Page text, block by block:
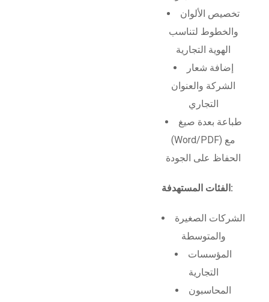
تخصيص الألوان
والخطوط لتناسب
الهوية التجارية
إضافة شعار
الشركة والعنوان
التجاري
طباعة بعدة صيغ
(Word/PDF) مع
الحفاظ على الجودة
الفئات المستهدفة:
الشركات الصغيرة
والمتوسطة
المؤسسات
التجارية
المحاسبون